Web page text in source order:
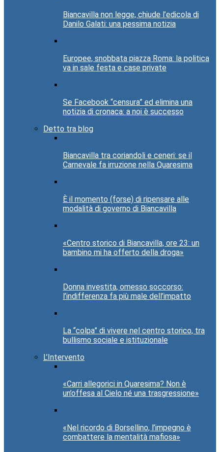
Biancavilla non legge, chiude l’edicola di
Danilo Galati: una pessima notizia
Europee, snobbata piazza Roma: la politica
va in sale festa e case private
Se Facebook “censura” ed elimina una
notizia di cronaca: a noi è successo
Detto tra blog
Biancavilla tra coriandoli e ceneri: se il
Carnevale fa irruzione nella Quaresima
È il momento (forse) di ripensare alle
modalità di governo di Biancavilla
«Centro storico di Biancavilla, ore 23: un
bambino mi ha offerto della droga»
Donna investita, omesso soccorso:
l’indifferenza fa più male dell’impatto
La “colpa” di vivere nel centro storico, tra
bullismo sociale e istituzionale
L’Intervento
«Carri allegorici in Quaresima? Non è
un’offesa al Cielo né una trasgressione»
«Nel ricordo di Borsellino, l’impegno è
combattere la mentalità mafiosa»